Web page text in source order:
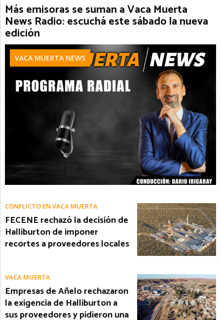
Más emisoras se suman a Vaca Muerta
News Radio: escuchá este sábado la nueva
edición
VACA MUERTA NEWS
CONFLICTO EN VACA MUERTA
FECENE rechazó la decisión de
Halliburton de imponer
recortes a proveedores locales
VACA MUERTA
Empresas de Añelo rechazaron
la exigencia de Halliburton a
sus proveedores y pidieron una